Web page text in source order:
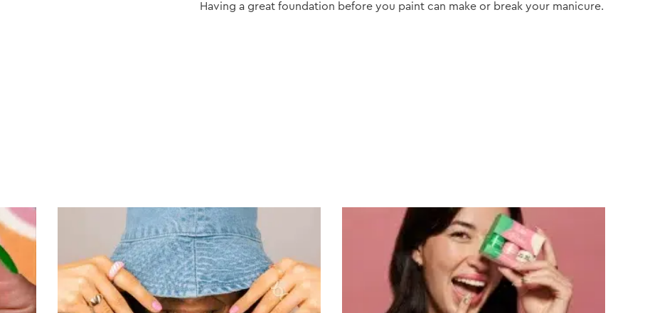
Having a great foundation before you paint can make or break your manicure.